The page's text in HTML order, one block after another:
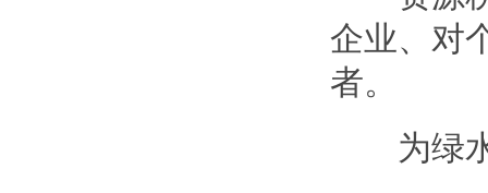
企业、对
者。
为绿水